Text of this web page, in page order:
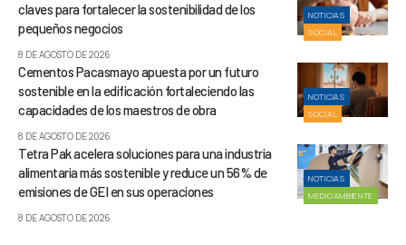
NOTICIAS
SOCIAL
claves para fortalecer la sostenibilidad de los
pequeños negocios
8 DE AGOSTO DE 2026
NOTICIAS
SOCIAL
Cementos Pacasmayo apuesta por un futuro
sostenible en la edificación fortaleciendo las
capacidades de los maestros de obra
8 DE AGOSTO DE 2026
NOTICIAS
MEDIOAMBIENTE
Tetra Pak acelera soluciones para una industria
alimentaria más sostenible y reduce un 56% de
emisiones de GEI en sus operaciones
8 DE AGOSTO DE 2026